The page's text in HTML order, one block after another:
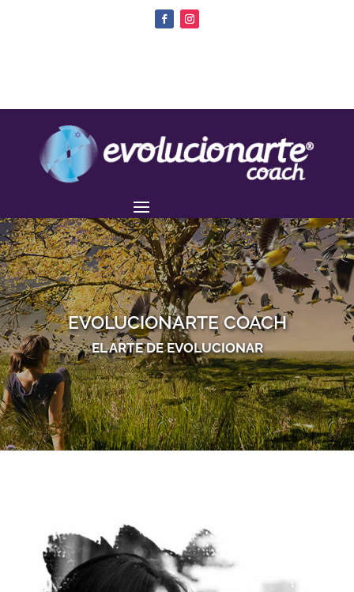
EVOLUCIONARTE COACH
EL ARTE DE EVOLUCIONAR